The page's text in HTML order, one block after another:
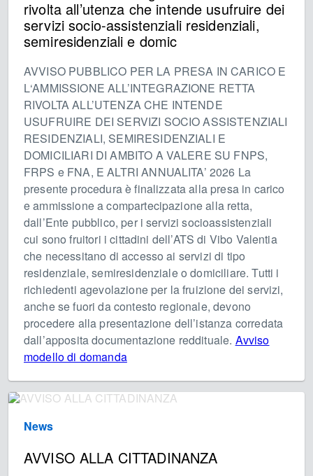
rivolta all’utenza che intende usufruire dei
servizi socio-assistenziali residenziali,
semiresidenziali e domic
AVVISO PUBBLICO PER LA PRESA IN CARICO E
L‘AMMISSIONE ALL’INTEGRAZIONE RETTA
RIVOLTA ALL’UTENZA CHE INTENDE
USUFRUIRE DEI SERVIZI SOCIO ASSISTENZIALI
RESIDENZIALI, SEMIRESIDENZIALI E
DOMICILIARI DI AMBITO A VALERE SU FNPS,
FRPS e FNA, E ALTRI ANNUALITA’ 2026 La
presente procedura è finalizzata alla presa in carico
e ammissione a compartecipazione alla retta,
dall’Ente pubblico, per i servizi socioassistenziali
cui sono fruitori i cittadini dell’ATS di Vibo Valentia
che necessitano di accesso ai servizi di tipo
residenziale, semiresidenziale o domiciliare. Tutti i
richiedenti agevolazione per la fruizione dei servizi,
anche se fuori da contesto regionale, devono
procedere alla presentazione dell’istanza corredata
dall’apposita documentazione reddituale. Avviso
modello di domanda
News
AVVISO ALLA CITTADINANZA